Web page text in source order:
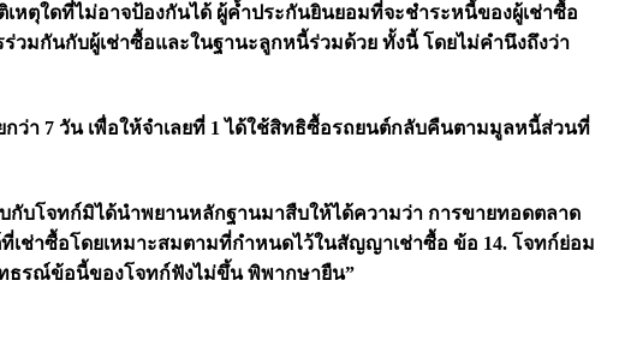
หตุใดที่ไม่อาจป้องกันได้ ผู้ค้ำประกันยินยอมที่จะชำระหนี้ของผู้เช่าซื้อ
กันกับผู้เช่าซื้อและในฐานะลูกหนี้ร่วมด้วย ทั้งนี้ โดยไม่คำนึงถึงว่า
ว่า 7 วัน เพื่อให้จำเลยที่ 1 ได้ใช้สิทธิซื้อรถยนต์กลับคืนตามมูลหนี้ส่วนที่
กับโจทก์มิได้นำพยานหลักฐานมาสืบให้ได้ความว่า การขายทอดตลาด
ช่าซื้อโดยเหมาะสมตามที่กำหนดไว้ในสัญญาเช่าซื้อ ข้อ 14. โจทก์ย่อม
ธรณ์ข้อนี้ของโจทก์ฟังไม่ขึ้น พิพากษายืน”